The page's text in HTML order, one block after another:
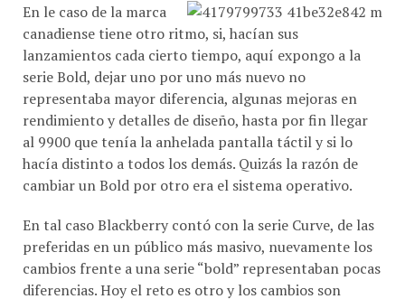
En le caso de la marca
canadiense tiene otro ritmo, si, hacían sus
lanzamientos cada cierto tiempo, aquí expongo a la
serie Bold, dejar uno por uno más nuevo no
representaba mayor diferencia, algunas mejoras en
rendimiento y detalles de diseño, hasta por fin llegar
al 9900 que tenía la anhelada pantalla táctil y si lo
hacía distinto a todos los demás. Quizás la razón de
cambiar un Bold por otro era el sistema operativo.
En tal caso Blackberry contó con la serie Curve, de las
preferidas en un público más masivo, nuevamente los
cambios frente a una serie “bold” representaban pocas
diferencias. Hoy el reto es otro y los cambios son